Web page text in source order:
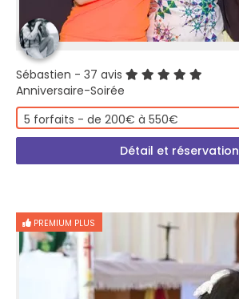
Sébastien - 37 avis
Anniversaire-Soirée
5 forfaits - de 200€ à 550€
Détail et réservation
PREMIUM PLUS